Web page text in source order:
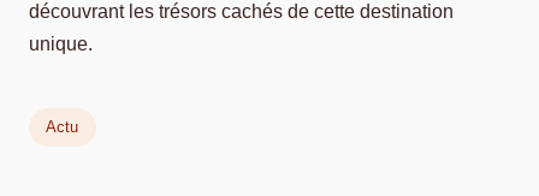
découvrant les trésors cachés de cette destination
unique.
Actu